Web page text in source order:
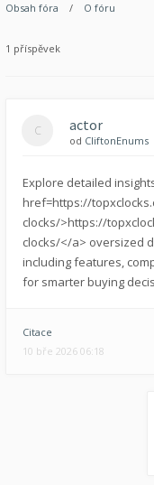
Obsah fóra O fóru
1 příspěvek
actor
od CliftonEnums
Explore detailed
href=https://
clocks/>https://
clocks/</a> oversized
including features,
for smarter buying
Citace
10 bře 2026 06:18